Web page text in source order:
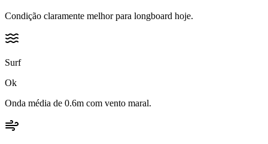
Condição claramente melhor para longboard hoje.
Surf
Ok
Onda média de 0.6m com vento maral.